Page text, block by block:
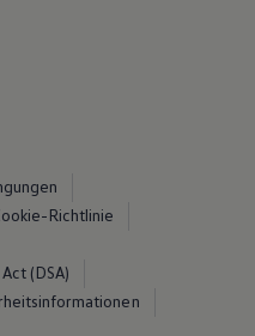
Richtlinie
(DSA)